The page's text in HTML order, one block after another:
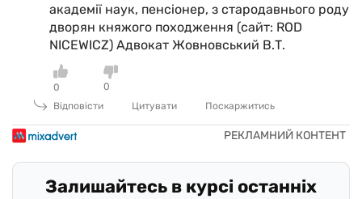
академії наук, пенсіонер, з стародавнього роду
дворян княжого походження (сайт: ROD
NICEWICZ) Адвокат Жовновський В.Т.
0
0
Відповісти
Цитувати Поскаржитись
Залишайтесь в курсі останніх